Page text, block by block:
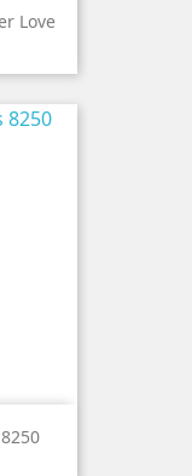
Love